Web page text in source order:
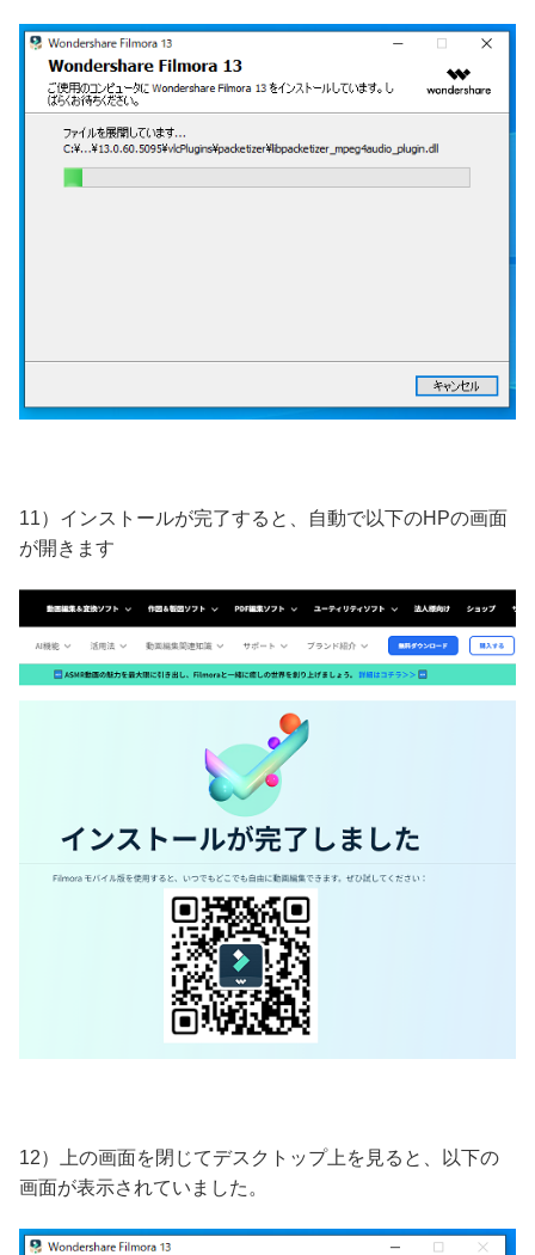
11）インストールが完了すると、自動で以下のHPの画面
が開きます
12）上の画面を閉じてデスクトップ上を見ると、以下の
画面が表示されていました。